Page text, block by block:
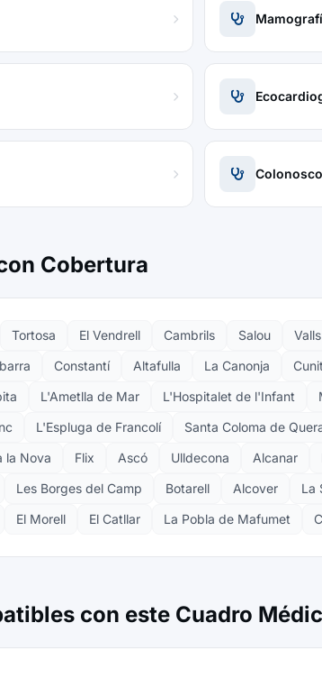
Cobertura
Tortosa El Vendrell Cambrils Salou Valls
Constantí Altafulla La Canonja Cunit
L'Ametlla de Mar L'Hospitalet de l'Infant
L'Espluga de Francolí Santa Coloma de
la Nova Flix Ascó Ulldecona Alcanar
Les Borges del Camp Botarell Alcover
La
El Morell El Catllar La Pobla de Mafumet
con este Cuadro